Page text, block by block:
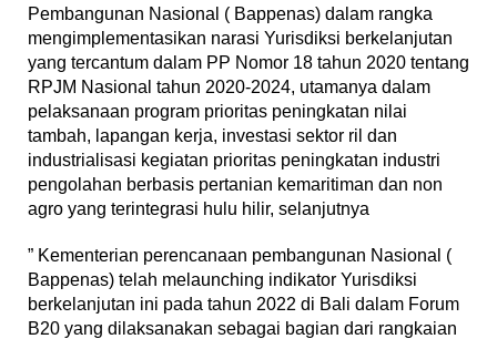
Pembangunan Nasional ( Bappenas) dalam rangka
mengimplementasikan narasi Yurisdiksi berkelanjutan
yang tercantum dalam PP Nomor 18 tahun 2020 tentang
RPJM Nasional tahun 2020-2024, utamanya dalam
pelaksanaan program prioritas peningkatan nilai
tambah, lapangan kerja, investasi sektor ril dan
industrialisasi kegiatan prioritas peningkatan industri
pengolahan berbasis pertanian kemaritiman dan non
agro yang terintegrasi hulu hilir, selanjutnya
” Kementerian perencanaan pembangunan Nasional (
Bappenas) telah melaunching indikator Yurisdiksi
berkelanjutan ini pada tahun 2022 di Bali dalam Forum
B20 yang dilaksanakan sebagai bagian dari rangkaian